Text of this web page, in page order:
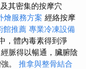
其密集的按摩穴
燴服務方案 經絡按摩
館推薦 專業冷凍設備
，體內毒素得到淨
脈得以暢通，臟腑陰
。 推拿與整骨結合